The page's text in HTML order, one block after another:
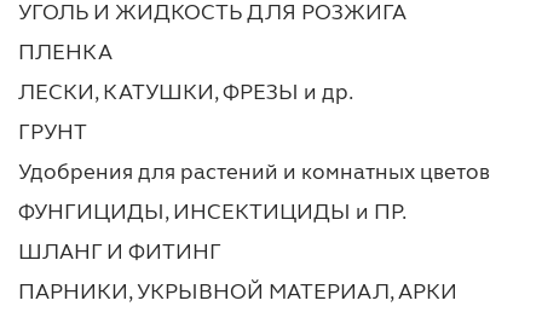
УГОЛЬ И ЖИДКОСТЬ ДЛЯ РОЗЖИГА
ПЛЕНКА
ЛЕСКИ, КАТУШКИ, ФРЕЗЫ и др.
ГРУНТ
Удобрения для растений и комнатных цветов
ФУНГИЦИДЫ, ИНСЕКТИЦИДЫ и ПР.
ШЛАНГ И ФИТИНГ
ПАРНИКИ, УКРЫВНОЙ МАТЕРИАЛ, АРКИ